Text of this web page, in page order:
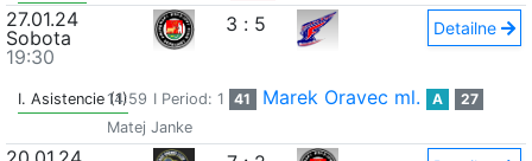
27.01.24
Sobota
19:30
3 : 5 Detailne
I. Asistencie (1)14:59 I Period: 1 41 Marek Oravec ml. A
27
Matej Janke